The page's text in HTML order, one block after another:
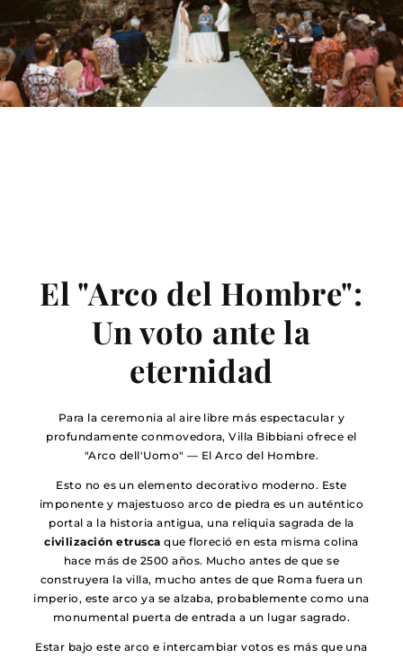
El "Arco del Hombre":
Un voto ante la
eternidad
Para la ceremonia al aire libre más espectacular y
profundamente conmovedora, Villa Bibbiani ofrece el
"Arco dell'Uomo" — El Arco del Hombre.
Esto no es un elemento decorativo moderno. Este
imponente y majestuoso arco de piedra es un auténtico
portal a la historia antigua, una reliquia sagrada de la
civilización etrusca que floreció en esta misma colina
hace más de 2500 años. Mucho antes de que se
construyera la villa, mucho antes de que Roma fuera un
imperio, este arco ya se alzaba, probablemente como una
monumental puerta de entrada a un lugar sagrado.
Estar bajo este arco e intercambiar votos es más que una